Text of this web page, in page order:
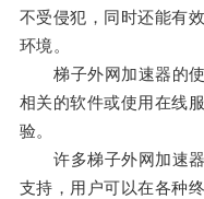
不受侵犯，同时还能有
环境。
梯子外网加速器的使
相关的软件或使用在线
验。
许多梯子外网加速器
支持，用户可以在各种